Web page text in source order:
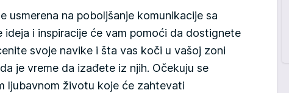
usmerena na poboljšanje komunikacije sa
ideja i inspiracije će vam pomoći da dostignete
svoje navike i šta vas koči u vašoj zoni
je vreme da izađete iz njih. Očekuju se
ljubavnom životu koje će zahtevati